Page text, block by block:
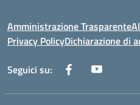
Amministrazione Trasparente
Privacy PolicyDichiarazione di
Seguici su: